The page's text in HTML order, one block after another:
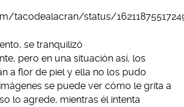
tacodealacran/status/
se tranquilizó
pero en una situación así, los
a flor de piel y ella no los pudo
se puede ver cómo le grita a
lo agrede, mientras él intenta